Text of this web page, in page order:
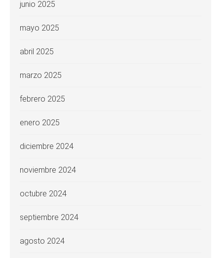
junio 2025
mayo 2025
abril 2025
marzo 2025
febrero 2025
enero 2025
diciembre 2024
noviembre 2024
octubre 2024
septiembre 2024
agosto 2024